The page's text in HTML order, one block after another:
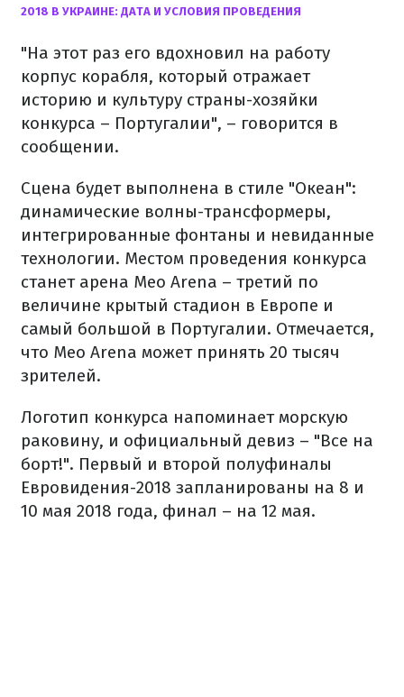
2018 В УКРАИНЕ: ДАТА И УСЛОВИЯ ПРОВЕДЕНИЯ
"На этот раз его вдохновил на работу
корпус корабля, который отражает
историю и культуру страны-хозяйки
конкурса – Португалии", – говорится в
сообщении.
Сцена будет выполнена в стиле "Океан":
динамические волны-трансформеры,
интегрированные фонтаны и невиданные
технологии. Местом проведения конкурса
станет арена Meo Arena – третий по
величине крытый стадион в Европе и
самый большой в Португалии. Отмечается,
что Meo Arena может принять 20 тысяч
зрителей.
Логотип конкурса напоминает морскую
раковину, и официальный девиз – "Все на
борт!". Первый и второй полуфиналы
Евровидения-2018 запланированы на 8 и
10 мая 2018 года, финал – на 12 мая.